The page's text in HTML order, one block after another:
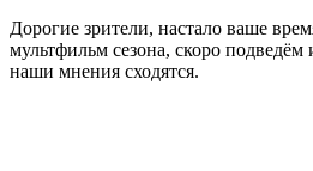
Дорогие зрители, настало ваше
мультфильм сезона, скоро подведём
наши мнения сходятся.